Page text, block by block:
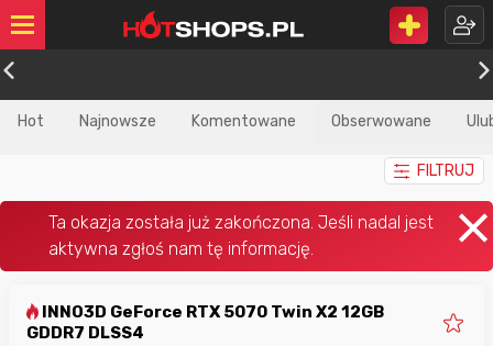
Hot Najnowsze Komentowane Obserwowane
FILTRUJ
GDDR7 DLSS4